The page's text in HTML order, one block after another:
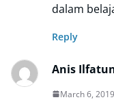
dalam
Reply
Anis
March 6,